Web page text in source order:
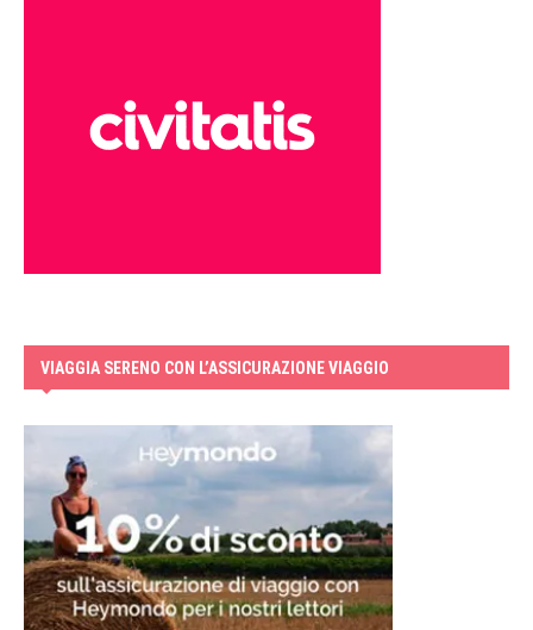
VIAGGIA SERENO CON L’ASSICURAZIONE VIAGGIO